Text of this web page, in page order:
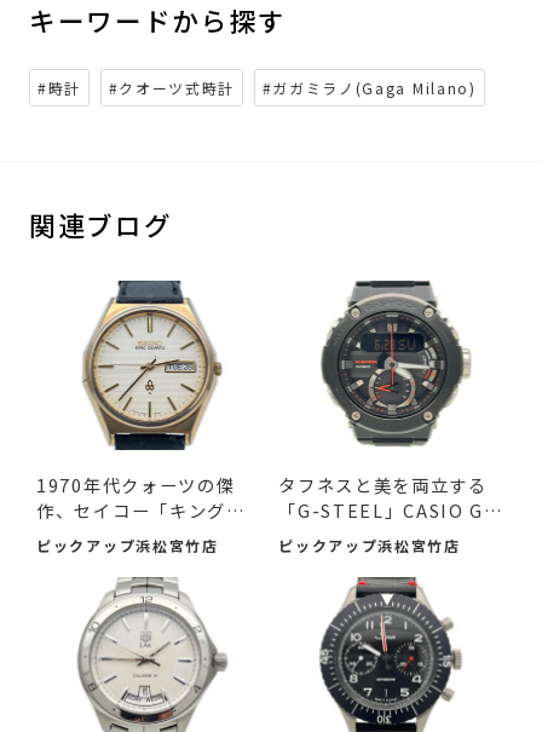
キーワードから探す
#時計 #クオーツ式時計 #ガガミラノ(Gaga Milano)
関連ブログ
1970年代クォーツの傑
作、セイコー「キングク
ォー...
ピックアップ浜松宮竹店
タフネスと美を両立する
「G-STEEL」CASIO G-S
HOCK ...
ピックアップ浜松宮竹店